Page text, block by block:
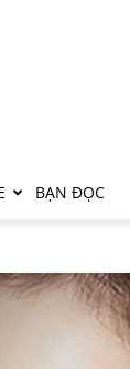
BẠN ĐỌC